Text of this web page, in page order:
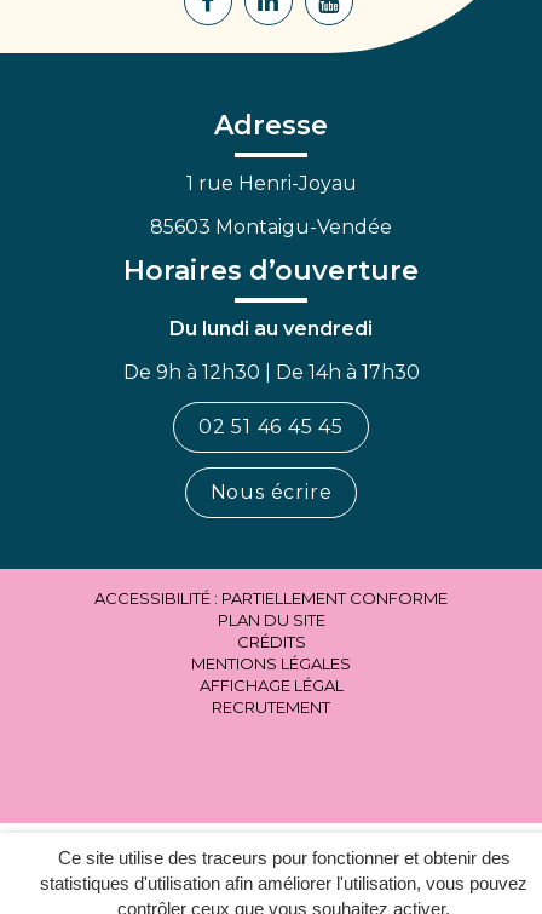
Ce site utilise des traceurs pour fonctionner et obtenir des
statistiques d'utilisation afin améliorer l'utilisation, vous pouvez
contrôler ceux que vous souhaitez activer.
Lien
Facebook
Lien
Lien
Adresse
1 rue Henri-Joyau
85603 Montaigu-Vendée
Horaires d’ouverture
Du lundi au vendredi
De 9h à 12h30 | De 14h à 17h30
02 51 46 45 45
Nous écrire
ACCESSIBILITÉ : PARTIELLEMENT CONFORME
PLAN DU SITE
CRÉDITS
MENTIONS LÉGALES
AFFICHAGE LÉGAL
RECRUTEMENT